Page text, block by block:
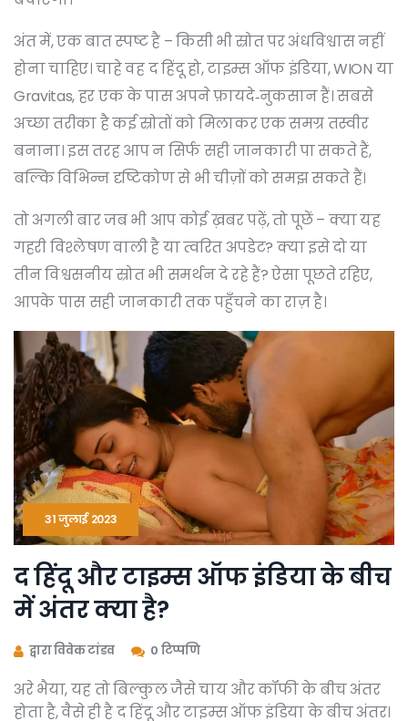
अंत में, एक बात स्पष्ट है – किसी भी स्रोत पर अंधविश्वास नहीं
होना चाहिए। चाहे वह द हिंदू हो, टाइम्स ऑफ इंडिया, WION या
Gravitas, हर एक के पास अपने फ़ायदे‑नुकसान हैं। सबसे
अच्छा तरीका है कई स्रोतों को मिलाकर एक समग्र तस्वीर
बनाना। इस तरह आप न सिर्फ सही जानकारी पा सकते हैं,
बल्कि विभिन्न दृष्टिकोण से भी चीज़ों को समझ सकते हैं।
तो अगली बार जब भी आप कोई ख़बर पढ़ें, तो पूछें – क्या यह
गहरी विश्लेषण वाली है या त्वरित अपडेट? क्या इसे दो या
तीन विश्वसनीय स्रोत भी समर्थन दे रहे हैं? ऐसा पूछते रहिए,
आपके पास सही जानकारी तक पहुँचने का राज़ है।
31 जुलाई 2023
द हिंदू और टाइम्स ऑफ इंडिया के बीच
में अंतर क्या है?
द्वारा विवेक टांडव 0 टिप्पणि
अरे भैया, यह तो बिल्कुल जैसे चाय और कॉफी के बीच अंतर
होता है, वैसे ही है द हिंदू और टाइम्स ऑफ इंडिया के बीच अंतर।